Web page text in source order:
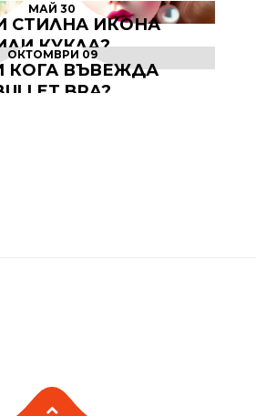
СТИЛНА ИКОНА
КУКЛА?
БЪРБОРИНИ
МАЙ 30
КОГА ВЪВЕЖДА
BRA?
ОКТОМВРИ 09